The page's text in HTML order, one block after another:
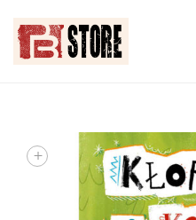
+